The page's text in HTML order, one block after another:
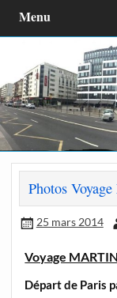
Menu
Photos
25 mars 2014
Voyage
Départ de Paris